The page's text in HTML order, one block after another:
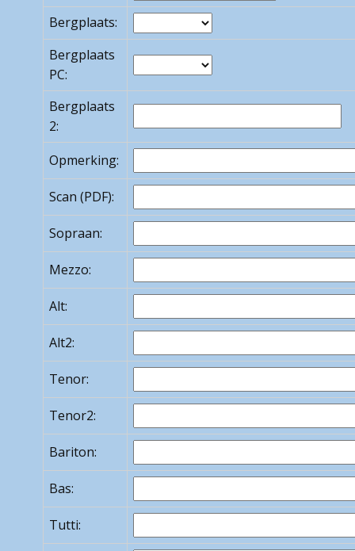
Bergplaats:
Bergplaats
PC:
Bergplaats
2:
Opmerking:
Scan (PDF):
Sopraan:
Mezzo:
Alt:
Alt2:
Tenor:
Tenor2:
Bariton:
Bas:
Tutti: